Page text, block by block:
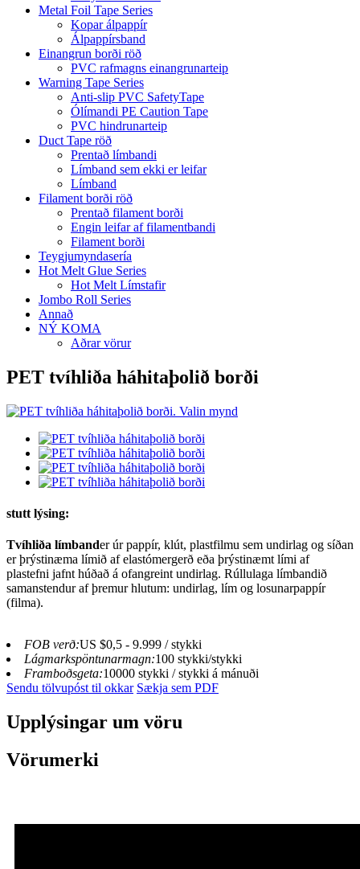
Metal Foil Tape Series
Kopar álpappír
Álpappírsband
Einangrun borði röð
PVC rafmagns einangrunarteip
Warning Tape Series
Anti-slip PVC SafetyTape
Ólímandi PE Caution Tape
PVC hindrunarteip
Duct Tape röð
Prentað límbandi
Límband sem ekki er leifar
Límband
Filament borði röð
Prentað filament borði
Engin leifar af filamentbandi
Filament borði
Teygjumyndasería
Hot Melt Glue Series
Hot Melt Límstafir
Jombo Roll Series
Annað
NÝ KOMA
Aðrar vörur
PET tvíhliða háhitaþolið borði
stutt lýsing:
Tvíhliða límbander úr pappír, klút, plastfilmu sem undirlag og síðan
er þrýstinæma límið af elastómergerð eða þrýstinæmt lími af
plastefni jafnt húðað á ofangreint undirlag. Rúllulaga límbandið
samanstendur af þremur hlutum: undirlag, lím og losunarpappír
(filma).
FOB verð:US $0,5 - 9.999 / stykki
Lágmarkspöntunarmagn:100 stykki/stykki
Framboðsgeta:10000 stykki / stykki á mánuði
Sendu tölvupóst til okkar Sækja sem PDF
Upplýsingar um vöru
Vörumerki